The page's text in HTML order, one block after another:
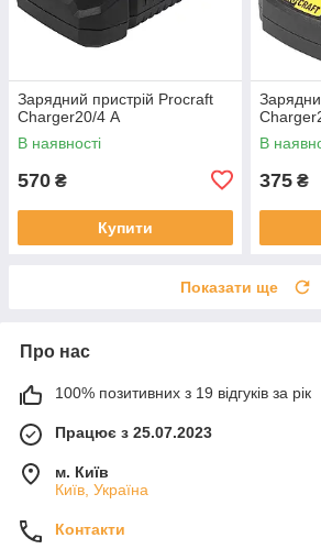
Зарядний пристрій Procraft
Charger20/4 А
В наявності
570 ₴
Купити
В
375 ₴
Показати ще
Про нас
100% позитивних з 19 відгуків за рік
Працює з 25.07.2023
м. Київ
Київ, Україна
Контакти